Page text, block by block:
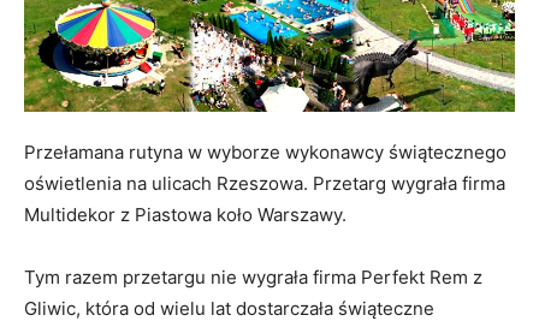
Przełamana rutyna w wyborze wykonawcy świątecznego
oświetlenia na ulicach Rzeszowa. Przetarg wygrała firma
Multidekor z Piastowa koło Warszawy.
Tym razem przetargu nie wygrała firma Perfekt Rem z
Gliwic, która od wielu lat dostarczała świąteczne